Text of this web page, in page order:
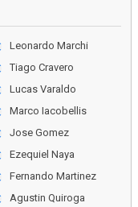
Leonardo Marchi
Tiago Cravero
Lucas Varaldo
Marco Iacobellis
Jose Gomez
Ezequiel Naya
Fernando Martinez
Agustin Quiroga